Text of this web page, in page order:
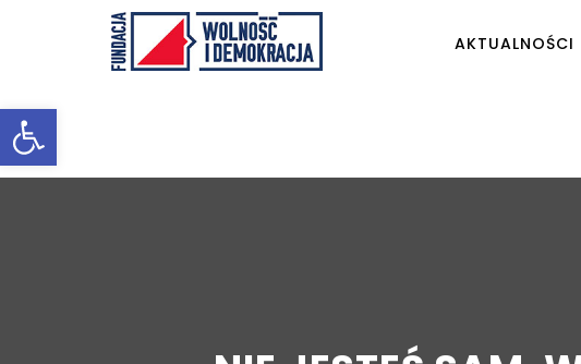
Otwórz pasek narzędzi
AKTUALNOŚCI